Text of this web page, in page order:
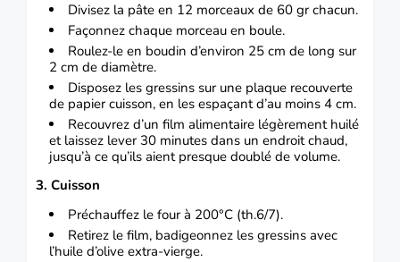
Divisez la pâte en 12 morceaux de 60 gr chacun.
Façonnez chaque morceau en boule.
Roulez-le en boudin d’environ 25 cm de long sur
2 cm de diamètre.
Disposez les gressins sur une plaque recouverte
de papier cuisson, en les espaçant d’au moins 4 cm.
Recouvrez d’un film alimentaire légèrement huilé
et laissez lever 30 minutes dans un endroit chaud,
jusqu’à ce qu’ils aient presque doublé de volume.
3. Cuisson
Préchauffez le four à 200°C (th.6/7).
Retirez le film, badigeonnez les gressins avec
l’huile d’olive extra-vierge.